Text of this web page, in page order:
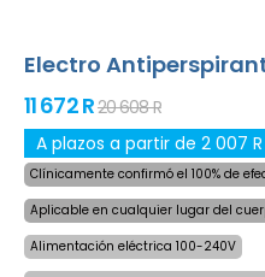
Electro
11 672 R20 608 R
A plazos a partir de 2 007 R
Clínicamente confirmó el 100% de
Aplicable en cualquier lugar del
Alimentación eléctrica 100-240V